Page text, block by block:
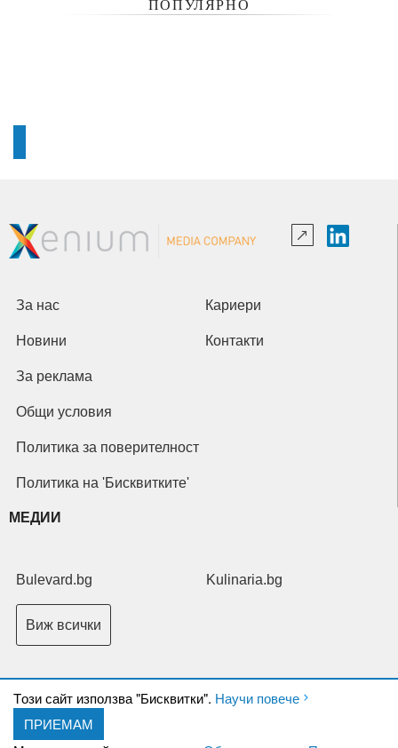
ПОПУЛЯРНО
Tози сайт използва "Бисквитки". Научи повече
ПРИЕМАМ
За нас Кариери
Новини Контакти
За реклама
Общи условия
Политика за поверителност
Политика на 'Бисквитките'
МЕДИИ
Bulevard.bg Kulinaria.bg
Виж всички
Copyright © 2026 Ксениум ООД. Всички права запазени.